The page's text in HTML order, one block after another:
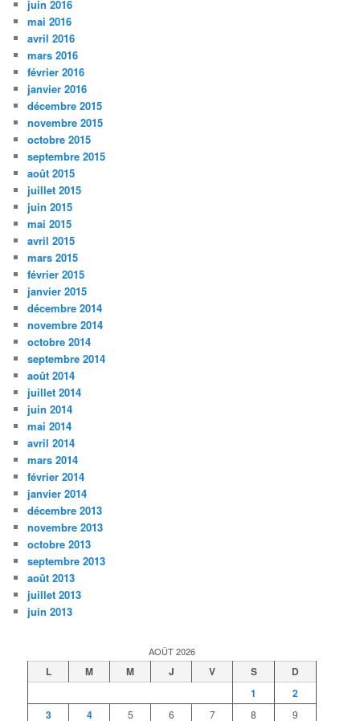
juin 2016
mai 2016
avril 2016
mars 2016
février 2016
janvier 2016
décembre 2015
novembre 2015
octobre 2015
septembre 2015
août 2015
juillet 2015
juin 2015
mai 2015
avril 2015
mars 2015
février 2015
janvier 2015
décembre 2014
novembre 2014
octobre 2014
septembre 2014
août 2014
juillet 2014
juin 2014
mai 2014
avril 2014
mars 2014
février 2014
janvier 2014
décembre 2013
novembre 2013
octobre 2013
septembre 2013
août 2013
juillet 2013
juin 2013
AOÛT 2026
L M M J V S
D
1
2
3
4 5 6 7 8 9